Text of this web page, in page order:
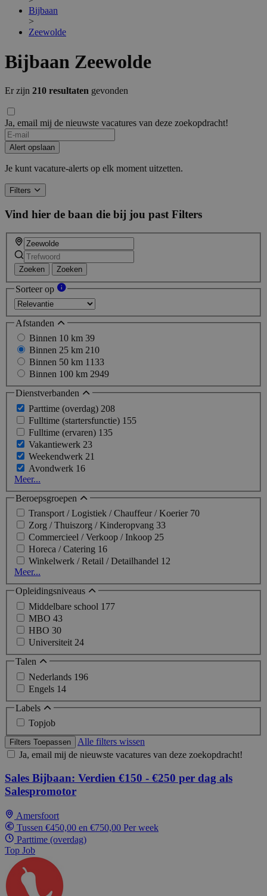
Bijbaan
>
Zeewolde
Bijbaan Zeewolde
Er zijn 210 resultaten gevonden
Ja, email mij de nieuwste vacatures van deze zoekopdracht!
Alert opslaan
Je kunt vacature-alerts op elk moment uitzetten.
Filters
Vind hier de baan die bij jou past Filters
Zoeken Zoeken
Sorteer op
Afstanden
Binnen 10 km 39
Binnen 25 km 210
Binnen 50 km 1133
Binnen 100 km 2949
Dienstverbanden
Parttime (overdag) 208
Fulltime (startersfunctie) 155
Fulltime (ervaren) 135
Vakantiewerk 23
Weekendwerk 21
Avondwerk 16
Meer...
Beroepsgroepen
Transport / Logistiek / Chauffeur / Koerier 70
Zorg / Thuiszorg / Kinderopvang 33
Commercieel / Verkoop / Inkoop 25
Horeca / Catering 16
Winkelwerk / Retail / Detailhandel 12
Meer...
Opleidingsniveaus
Middelbare school 177
MBO 43
HBO 30
Universiteit 24
Talen
Nederlands 196
Engels 14
Labels
Topjob
Filters Toepassen
Alle filters wissen
Ja, email mij de nieuwste vacatures van deze zoekopdracht!
Sales Bijbaan: Verdien €150 - €250 per dag als
Salespromotor
Amersfoort
Tussen €450,00 en €750,00 Per week
Parttime (overdag)
Top Job